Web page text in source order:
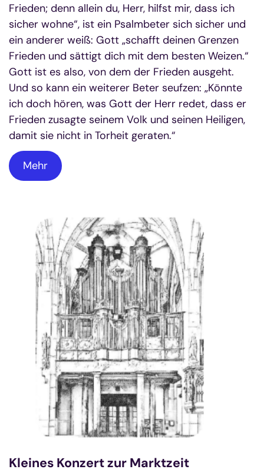
Frieden; denn allein du, Herr, hilfst mir, dass ich
sicher wohne“, ist ein Psalmbeter sich sicher und
ein anderer weiß: Gott „schafft deinen Grenzen
Frieden und sättigt dich mit dem besten Weizen.“
Gott ist es also, von dem der Frieden ausgeht.
Und so kann ein weiterer Beter seufzen: „Könnte
ich doch hören, was Gott der Herr redet, dass er
Frieden zusagte seinem Volk und seinen Heiligen,
damit sie nicht in Torheit geraten.“
Mehr
Kleines Konzert zur Marktzeit